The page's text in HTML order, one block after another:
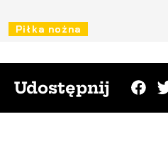
Piłka nożna
Udostępnij